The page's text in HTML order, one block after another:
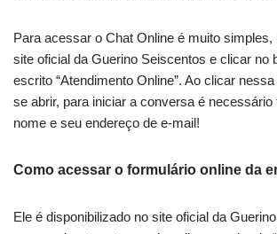
Para acessar o Chat Online é muito
site oficial da Guerino Seiscentos e clicar no
escrito “Atendimento Online”. Ao clicar
se abrir, para iniciar a conversa é necessário
nome e seu endereço de e-mail!
Como acessar o formulário online da
Ele é disponibilizado no site oficial da